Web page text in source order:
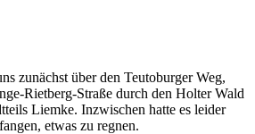
zunächst über den Teutoburger Weg,
Rietberg-Straße durch den Holter Wald
Liemke. Inzwischen hatte es leider
etwas zu regnen.